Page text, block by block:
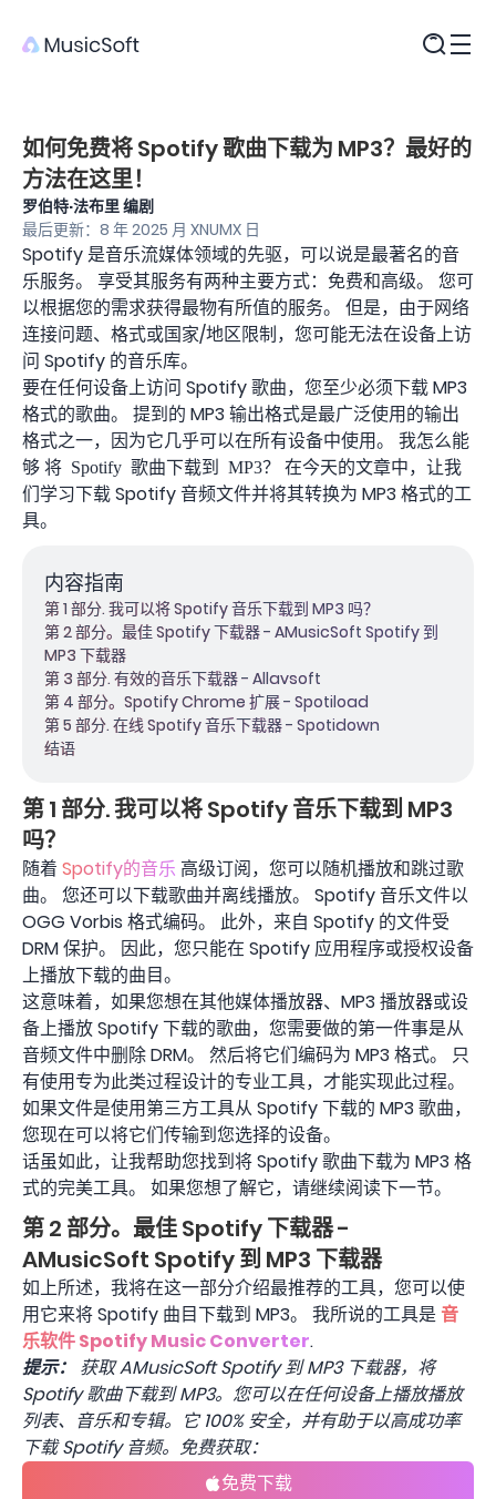
如何免费将 Spotify 歌曲下载为 MP3？最好的
方法在这里！
罗伯特·法布里 编剧
最后更新：8 年 2025 月 XNUMX 日
Spotify 是音乐流媒体领域的先驱，可以说是最著名的音
乐服务。 享受其服务有两种主要方式：免费和高级。 您可
以根据您的需求获得最物有所值的服务。 但是，由于网络
连接问题、格式或国家/地区限制，您可能无法在设备上访
问 Spotify 的音乐库。
要在任何设备上访问 Spotify 歌曲，您至少必须下载 MP3
格式的歌曲。 提到的 MP3 输出格式是最广泛使用的输出
格式之一，因为它几乎可以在所有设备中使用。 我怎么能
够 将 Spotify 歌曲下载到 MP3？ 在今天的文章中，让我
们学习下载 Spotify 音频文件并将其转换为 MP3 格式的工
具。
内容指南
第 1 部分. 我可以将 Spotify 音乐下载到 MP3 吗？
第 2 部分。最佳 Spotify 下载器 - AMusicSoft Spotify 到
MP3 下载器
第 3 部分. 有效的音乐下载器 - Allavsoft
第 4 部分。Spotify Chrome 扩展 - Spotiload
第 5 部分. 在线 Spotify 音乐下载器 - Spotidown
结语
第 1 部分. 我可以将 Spotify 音乐下载到 MP3
吗？
随着 Spotify的音乐 高级订阅，您可以随机播放和跳过歌
曲。 您还可以下载歌曲并离线播放。 Spotify 音乐文件以
OGG Vorbis 格式编码。 此外，来自 Spotify 的文件受
DRM 保护。 因此，您只能在 Spotify 应用程序或授权设备
上播放下载的曲目。
这意味着，如果您想在其他媒体播放器、MP3 播放器或设
备上播放 Spotify 下载的歌曲，您需要做的第一件事是从
音频文件中删除 DRM。 然后将它们编码为 MP3 格式。 只
有使用专为此类过程设计的专业工具，才能实现此过程。
如果文件是使用第三方工具从 Spotify 下载的 MP3 歌曲，
您现在可以将它们传输到您选择的设备。
话虽如此，让我帮助您找到将 Spotify 歌曲下载为 MP3 格
式的完美工具。 如果您想了解它，请继续阅读下一节。
第 2 部分。最佳 Spotify 下载器 -
AMusicSoft Spotify 到 MP3 下载器
如上所述，我将在这一部分介绍最推荐的工具，您可以使
用它来将 Spotify 曲目下载到 MP3。 我所说的工具是 音
乐软件 Spotify Music Converter.
提示： 获取 AMusicSoft Spotify 到 MP3 下载器，将
Spotify 歌曲下载到 MP3。您可以在任何设备上播放播放
列表、音乐和专辑。它 100% 安全，并有助于以高成功率
下载 Spotify 音频。免费获取：
免费下载